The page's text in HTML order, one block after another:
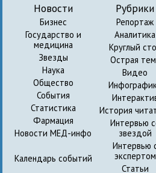
Новости
Бизнес
Государство и
медицина
Звезды
Наука
Общество
События
Статистика
Фармация
Новости МЕД-инфо
Календарь событий
Рубрики
Репортаж
Аналитика
Круглый
Острая
Видео
История
Интервью
звездой
Интервью
экспертом
Статьи